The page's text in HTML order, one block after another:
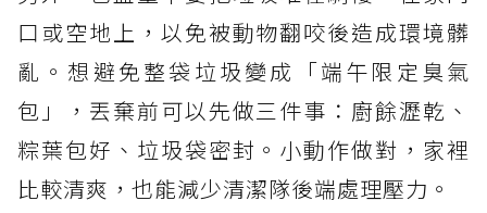
口或空地上，以免被動物翻咬後造成環境髒
亂。想避免整袋垃圾變成「端午限定臭氣
包」，丟棄前可以先做三件事：廚餘瀝乾、
粽葉包好、垃圾袋密封。小動作做對，家裡
比較清爽，也能減少清潔隊後端處理壓力。